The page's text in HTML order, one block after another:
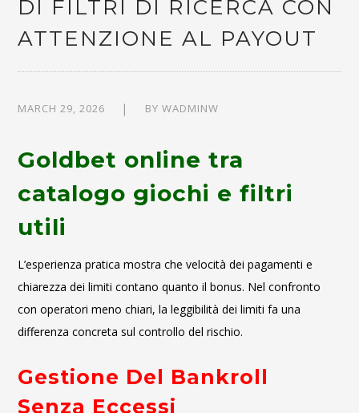
DI FILTRI DI RICERCA CON
ATTENZIONE AL PAYOUT
MARCH 29, 2026 BYWADMINW
Goldbet online tra
catalogo giochi e filtri
utili
L’esperienza pratica mostra che velocità dei pagamenti e
chiarezza dei limiti contano quanto il bonus. Nel confronto
con operatori meno chiari, la leggibilità dei limiti fa una
differenza concreta sul controllo del rischio.
Gestione Del Bankroll
Senza Eccessi